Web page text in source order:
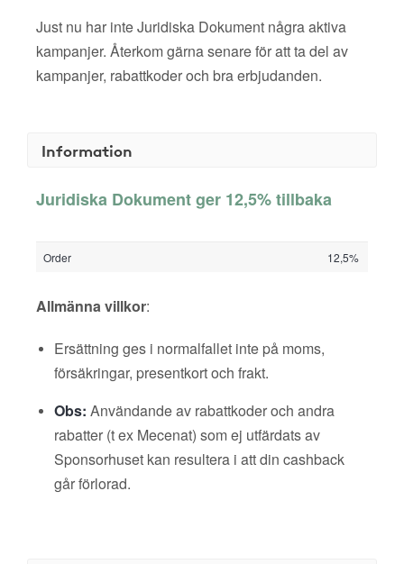
Just nu har inte Juridiska Dokument några aktiva
kampanjer. Återkom gärna senare för att ta del av
kampanjer, rabattkoder och bra erbjudanden.
Information
Juridiska Dokument ger 12,5% tillbaka
Order 12,5%
Allmänna villkor:
Ersättning ges i normalfallet inte på moms,
försäkringar, presentkort och frakt.
Obs: Användande av rabattkoder och andra
rabatter (t ex Mecenat) som ej utfärdats av
Sponsorhuset kan resultera i att din cashback
går förlorad.